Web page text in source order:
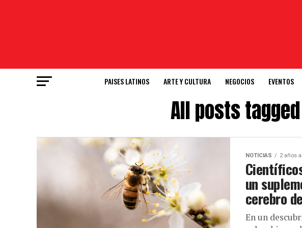
PAISES LATINOS ARTE Y CULTURA NEGOCIOS EVENTOS
All posts
NOTICIAS 2 años
un
cerebro
En un